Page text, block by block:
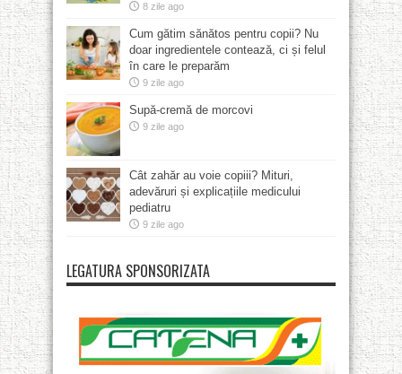
8 zile ago
Cum gătim sănătos pentru copii? Nu
doar ingredientele contează, ci și felul
în care le preparăm
9 zile ago
Supă-cremă de morcovi
9 zile ago
Cât zahăr au voie copiii? Mituri,
adevăruri și explicațiile medicului
pediatru
9 zile ago
LEGATURA SPONSORIZATA